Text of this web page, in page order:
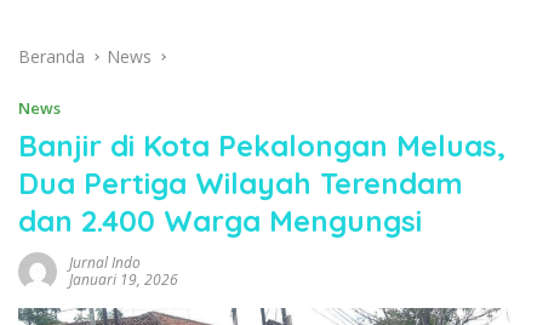
Beranda News
News
Banjir di Kota Pekalongan Meluas,
Dua Pertiga Wilayah Terendam
dan 2.400 Warga Mengungsi
Jurnal Indo
Januari 19, 2026